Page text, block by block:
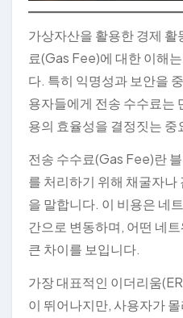
가상자산을 활용한 경제
료(Gas Fee)에 대한 이해
다. 특히 익명성과 보안을
용자들에게 전송 수수료는
용의 효율성을 결정짓는 중
전송 수수료(Gas Fee)란
를 처리하기 위해 채굴자
을 말합니다. 이 비용은 네
간으로 변동하며, 어떤 네
큰 차이를 보입니다.
가장 대표적인 이더리움
이 뛰어나지만, 사용자가